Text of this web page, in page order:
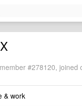
#278120,
& work